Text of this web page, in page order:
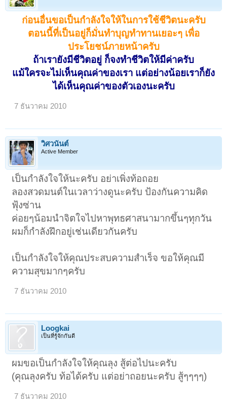
ก่อนอื่นขอเป็นกำลังใจให้ในการใช้ชีวิตนะครับ
ตอนนี้ที่เป็นอยู่ก็มั่นทำบุญทำทานเยอะๆ เพื่อ
ประโยชน์ภายหน้าครับ
ถ้าเรายังมีชีวิตอยู่ ก็จงทำชีวิตให้มีค่าครับ
แม้ใครจะไม่เห็นคุณค่าของเรา แต่อย่างน้อยเราก็ยัง
ได้เห็นคุณค่าของตัวเองนะครับ
7 ธันวาคม 2010
วิศวนันต์
Active Member
เป็นกำลังใจให้นะครับ อย่าเพิ่งท้อถอย
ลองสวดมนต์ในเวลาว่างดูนะครับ ป้องกันความคิด
ฟุ้งซ่าน
ค่อยๆน้อมนำจิตใจไปหาพุทธศาสนามากขึ้นๆทุกวัน
ผมก็กำลังฝึกอยู่เช่นเดียวกันครับ
เป็นกำลังใจให้คุณประสบความสำเร็จ ขอให้คุณมี
ความสุขมากๆครับ
7 ธันวาคม 2010
Loogkai
เป็นที่รู้จักกันดี
ผมขอเป็นกำลังใจให้คุณลุง สู้ต่อไปนะครับ
(คุณลุงครับ ท้อได้ครับ แต่อย่าถอยนะครับ สู้ๆๆๆๆ)
7 ธันวาคม 2010